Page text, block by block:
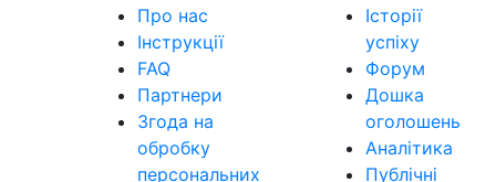
Про нас
Інструкції
FAQ
Партнери
Згода на
обробку
персональних
Історії
успіху
Форум
Дошка
оголошень
Аналітика
Публічні